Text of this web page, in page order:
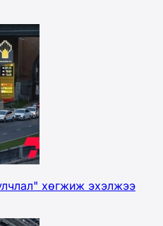
хөгжиж эхэлжээ